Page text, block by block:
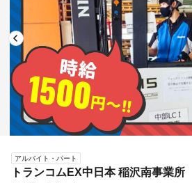
アルバイト・パート
トランコムEX中日本 稲沢南事業所